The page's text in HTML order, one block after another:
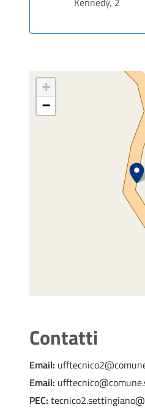
+
−
Contatti
Email:
Email:
PEC: